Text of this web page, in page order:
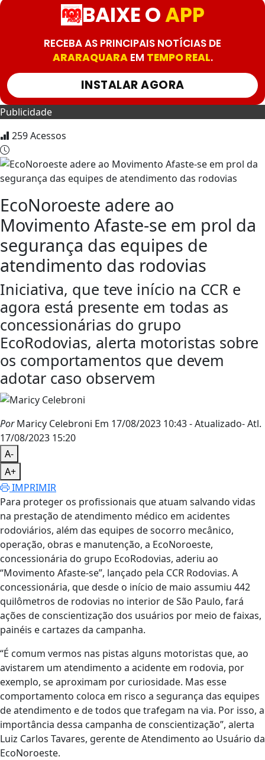
BAIXE OAPP
RECEBA AS PRINCIPAIS NOTÍCIAS DE
ARARAQUARAEM TEMPO REAL.
INSTALAR AGORA
Publicidade
259Acessos
EcoNoroeste adere ao
Movimento Afaste-se em prol da
segurança das equipes de
atendimento das rodovias
Iniciativa, que teve início na CCR e
agora está presente em todas as
concessionárias do grupo
EcoRodovias, alerta motoristas sobre
os comportamentos que devem
adotar caso observem
PorMaricy Celebroni Em 17/08/2023 10:43- Atualizado- Atl.
17/08/2023 15:20
A-
A+
IMPRIMIR
Para proteger os profissionais que atuam salvando vidas
na prestação de atendimento médico em acidentes
rodoviários, além das equipes de socorro mecânico,
operação, obras e manutenção, a EcoNoroeste,
concessionária do grupo EcoRodovias, aderiu ao
“Movimento Afaste-se”, lançado pela CCR Rodovias. A
concessionária, que desde o início de maio assumiu 442
quilômetros de rodovias no interior de São Paulo, fará
ações de conscientização dos usuários por meio de faixas,
painéis e cartazes da campanha.
“É comum vermos nas pistas alguns motoristas que, ao
avistarem um atendimento a acidente em rodovia, por
exemplo, se aproximam por curiosidade. Mas esse
comportamento coloca em risco a segurança das equipes
de atendimento e de todos que trafegam na via. Por isso, a
importância dessa campanha de conscientização”, alerta
Luiz Carlos Tavares, gerente de Atendimento ao Usuário da
EcoNoroeste.